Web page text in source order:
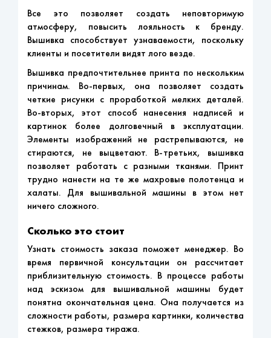
Все это позволяет создать неповторимую
атмосферу, повысить лояльность к бренду.
Вышивка способствует узнаваемости, поскольку
клиенты и посетители видят лого везде.
Вышивка предпочтительнее принта по нескольким
причинам. Во-первых, она позволяет создать
четкие рисунки с проработкой мелких деталей.
Во-вторых, этот способ нанесения надписей и
картинок более долговечный в эксплуатации.
Элементы изображений не растрепываются, не
стираются, не выцветают. В-третьих, вышивка
позволяет работать с разными тканями. Принт
трудно нанести на те же махровые полотенца и
халаты. Для вышивальной машины в этом нет
ничего сложного.
Сколько это стоит
Узнать стоимость заказа поможет менеджер. Во
время первичной консультации он рассчитает
приблизительную стоимость. В процессе работы
над эскизом для вышивальной машины будет
понятна окончательная цена. Она получается из
сложности работы, размера картинки, количества
стежков, размера тиража.